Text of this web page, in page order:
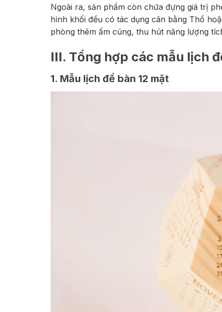
Ngoài ra, sản phẩm còn chứa đựng giá trị
hình khối đều có tác dụng cân bằng Thổ
phòng thêm ấm cúng, thu hút năng lượng
III. Tổng hợp các mẫu lịch
1. Mẫu lịch để bàn 12 mặt